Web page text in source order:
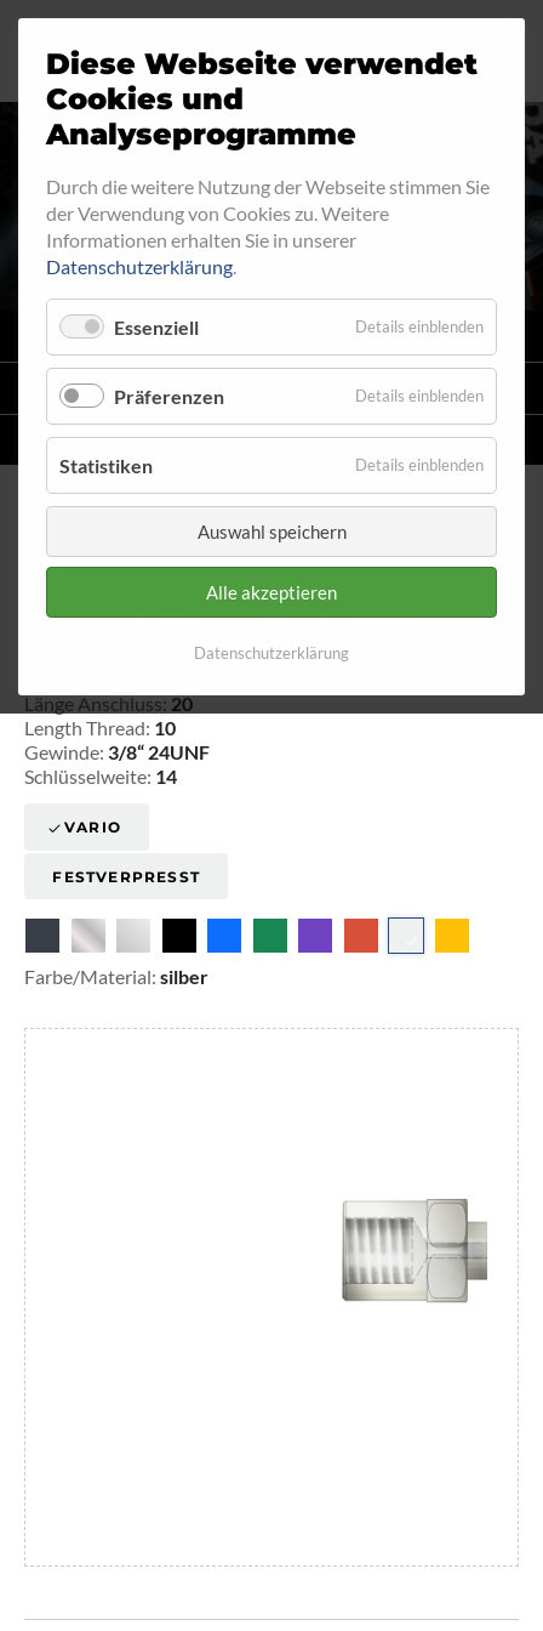
INNENGEWINDE - FEST 730
VARIO
STAHLFLEX -LEITUNGSKITS FÜR MOTORRÄDER
EINZELLEITUNGENNACH MASS
Innengewinde - fest 730
Länge Anschluss: 20
Length Thread: 10
Gewinde: 3/8“ 24UNF
Schlüsselweite: 14
VARIO
FESTVERPRESST
Farbe/Material: silber
Diese Webseite verwendet
Cookies und
Analyseprogramme
Durch die weitere Nutzung der Webseite stimmen Sie
der Verwendung von Cookies zu. Weitere
Informationen erhalten Sie in unserer
Datenschutzerklärung.
Essenziell Details einblenden
Präferenzen Details einblenden
Statistiken Details einblenden
Auswahl speichern
Alle akzeptieren
Datenschutzerklärung
Motorrad
Industrie
Automobil
Fahrrad
Ringfitting
Aussengewinde
Innengewinde
Hohlschrauben
Verteiler
Katalog
Jobs